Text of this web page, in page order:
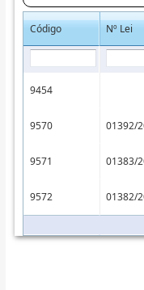
Código Nº Lei
9454
9570 01392/
9571 01383/
9572 01382/